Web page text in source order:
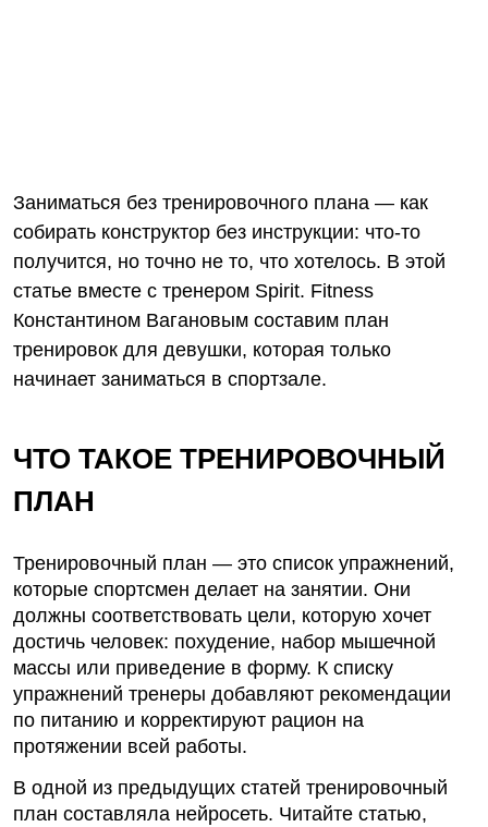
Заниматься без тренировочного плана — как
собирать конструктор без инструкции: что-то
получится, но точно не то, что хотелось. В этой
статье вместе с тренером Spirit. Fitness
Константином Вагановым составим план
тренировок для девушки, которая только
начинает заниматься в спортзале.
ЧТО ТАКОЕ ТРЕНИРОВОЧНЫЙ
ПЛАН
Тренировочный план — это список упражнений,
которые спортсмен делает на занятии. Они
должны соответствовать цели, которую хочет
достичь человек: похудение, набор мышечной
массы или приведение в форму. К списку
упражнений тренеры добавляют рекомендации
по питанию и корректируют рацион на
протяжении всей работы.
В одной из предыдущих статей тренировочный
план составляла нейросеть. Читайте статью,